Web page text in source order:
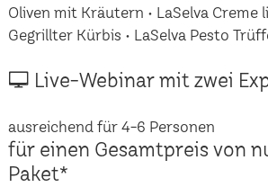
Oliven mit Kräutern • LaSelva Creme
Gegrillter Kürbis • LaSelva Pesto
🖵 Live-Webinar mit zwei
ausreichend für 4-6 Personen
für einen Gesamtpreis von
Paket*